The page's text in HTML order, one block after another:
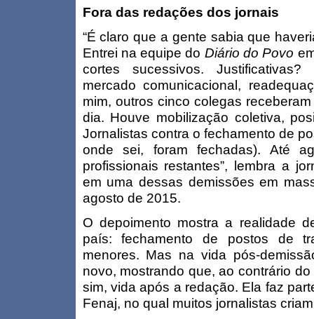
Fora das redações dos jornais
“É claro que a gente sabia que
Entrei na equipe do Diário do Povo
cortes sucessivos.
mercado comunicacional,
mim, outros cinco colegas
dia. Houve mobilização coletiva,
Jornalistas contra o fechamento de
onde sei, foram fechadas). Até
profissionais restantes”, lembra a
em uma dessas demissões em
agosto de 2015.
O depoimento mostra a realidade
país: fechamento de postos de
menores. Mas na vida pós-
novo, mostrando que, ao contrário
sim, vida após a redação. Ela faz
Fenaj, no qual muitos jornalistas